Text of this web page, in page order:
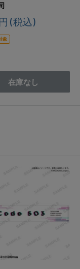
(税込)
象
在庫なし